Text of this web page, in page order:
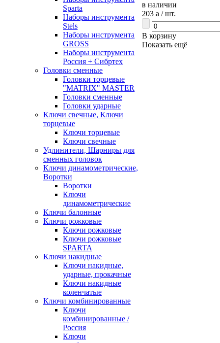
Sparta
Наборы инструмента
Stels
Наборы инструмента
GROSS
Наборы инструмента
Россия + Сибртех
Головки сменные
Головки торцевые
"MATRIX" MASTER
Головки сменные
Головки ударные
Ключи свечные, Ключи
торцевые
Ключи торцевые
Ключи свечные
Удлинители, Шарниры для
сменных головок
Ключи динамометрические,
Воротки
Воротки
Ключи
динамометрические
Ключи балонные
Ключи рожковые
Ключи рожковые
Ключи рожковые
SPARTA
Ключи накидные
Ключи накидные,
ударные, прокачные
Ключи накидные
коленчатые
Ключи комбинированные
Ключи
комбинированные /
Россия
Ключи
в наличии
203 a / шт.
В корзину
Показать ещё